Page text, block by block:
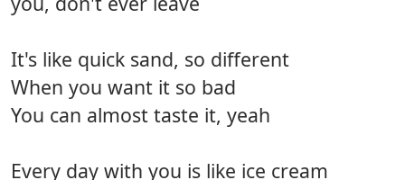
It's like quick sand, so different
When you want it so bad
You can almost taste it, yeah
Every day with you is like ice cream